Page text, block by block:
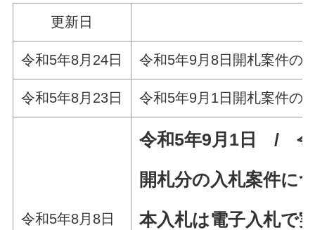
更新日
令和5年8月24日 令和5年9月8日開札案件の
令和5年8月23日 令和5年9月1日開札案件の
令和5年8月8日
令和5年9月1 日 / 令
開札分の入札案件に
本入札は電子入札で